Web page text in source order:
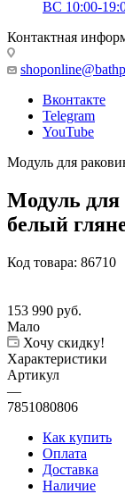
ВС 10:00-
Контактная
Вконтакте
Telegram
YouTube
Модуль для
Модуль
белый
Код товара: 86710
153 990 руб.
Мало
Хочу скидку!
Характеристики
Артикул
—
7851080806
Как купить
Оплата
Доставка
Наличие